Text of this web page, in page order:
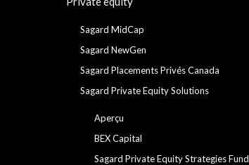
Sagard MidCap
Sagard NewGen
Sagard Placements Privés Canada
Sagard Private Equity Solutions
Aperçu
BEX Capital
Sagard Private Equity Strategies Fund